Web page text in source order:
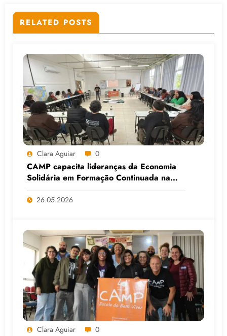
RELATED POSTS
Clara Aguiar 0
CAMP capacita lideranças da Economia
Solidária em Formação Continuada na
Faculdade do Assentamento do MST, em
Viamão (RS)
26.05.2026
Clara Aguiar 0